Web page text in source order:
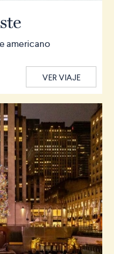
americano
VER VIAJE